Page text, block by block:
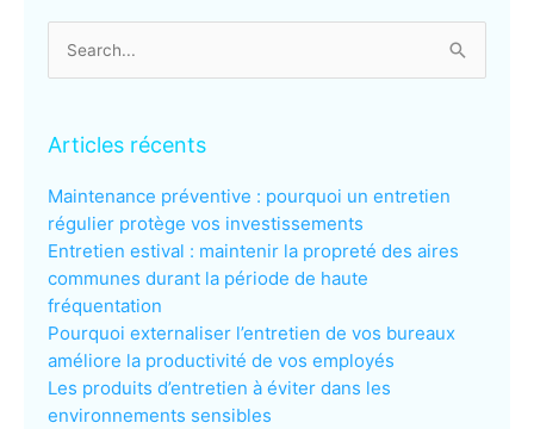
Search
for:
Articles récents
Maintenance préventive : pourquoi un entretien
régulier protège vos investissements
Entretien estival : maintenir la propreté des aires
communes durant la période de haute
fréquentation
Pourquoi externaliser l’entretien de vos bureaux
améliore la productivité de vos employés
Les produits d’entretien à éviter dans les
environnements sensibles